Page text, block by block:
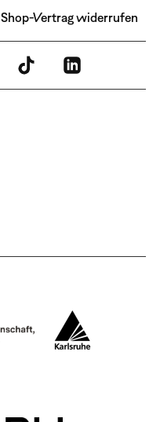
Shop-Vertrag widerrufen